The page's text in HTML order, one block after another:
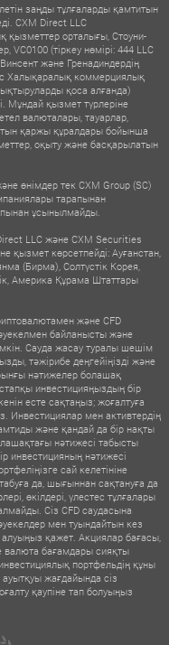
заңды тұлғаларды қамтитын
CXM Direct LLC
қызметтер орталығы, Стоуни-
VC0100 (тіркеу нөмірі: 444 LLC
және Гренадиндердің
Халықаралық коммерциялық
қоса алғанда)
Мұндай қызмет түрлеріне
валюталары, тауарлар,
қаржы құралдары бойынша
оқыту және басқарылатын
өнімдер тек CXM Group (SC)
тарапынан
ұсынылмайды.
LLC және CXM Securities
қызмет көрсетпейді: Ауғанстан,
(Бирма), Солтүстік Корея,
Америка Құрама Штаттары
және CFD
байланысты және
Сауда жасау туралы шешім
тәжірибе деңгейіңізді және
нәтижелер болашақ
инвестицияңыздың бір
есте сақтаңыз; жоғалтуға
Инвестициялар мен активтердің
және қандай да бір нақты
нәтижесі табысты
инвестицияның нәтижесі
сай келетініне
да, шығыннан сақтануға да
өкілдері, үлестес тұлғалары
Сіз CFD саудасына
мен туындайтын кез
қажет. Акциялар бағасы,
бағамдары сияқты
портфельдің құны
жағдайында сіз
қаупіне тап болуыңыз